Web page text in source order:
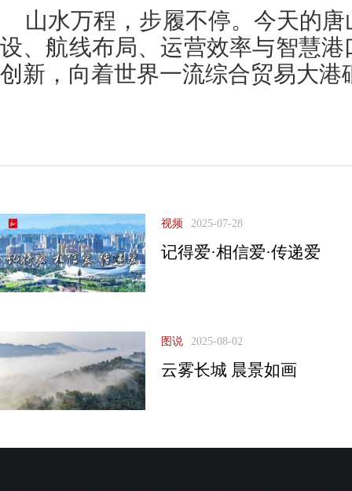
山水万程，步履不停。今天的
设、航线布局、运营效率与智慧
创新，向着世界一流综合贸易大港
视频 2025-07-28
记得爱·相信爱·传递爱
图说 2025-08-02
云雾长城 晨景如画